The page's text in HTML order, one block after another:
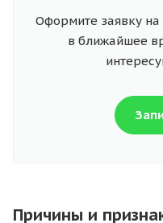
Оформите заявку
в ближайшее
Причины и